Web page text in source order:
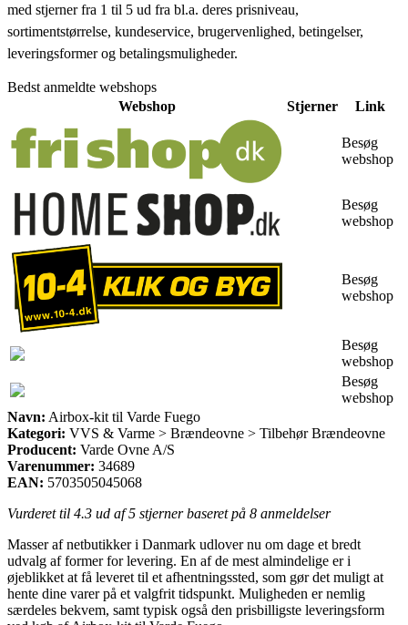
med stjerner fra 1 til 5 ud fra bl.a. deres prisniveau,
sortimentstørrelse, kundeservice, brugervenlighed, betingelser,
leveringsformer og betalingsmuligheder.
Bedst anmeldte webshops
Webshop
Stjerner Link
Besøg
webshop
Besøg
webshop
Besøg
webshop
Besøg
webshop
Besøg
webshop
Navn: Airbox-kit til Varde Fuego
Kategori: VVS & Varme > Brændeovne > Tilbehør Brændeovne
Producent: Varde Ovne A/S
Varenummer: 34689
EAN: 5703505045068
Vurderet til 4.3 ud af 5 stjerner baseret på 8 anmeldelser
Masser af netbutikker i Danmark udlover nu om dage et bredt
udvalg af former for levering. En af de mest almindelige er i
øjeblikket at få leveret til et afhentningssted, som gør det muligt at
hente dine varer på et valgfrit tidspunkt. Muligheden er nemlig
særdeles bekvem, samt typisk også den prisbilligste leveringsform